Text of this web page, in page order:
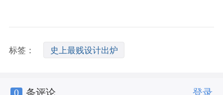
标签： 史上最贱设计出炉
0 条评论 登录